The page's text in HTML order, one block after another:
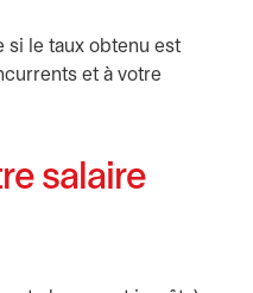
si le taux obtenu est
et à votre
salaire